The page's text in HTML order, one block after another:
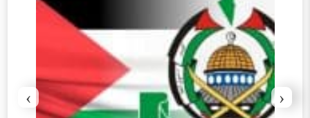
‹
›